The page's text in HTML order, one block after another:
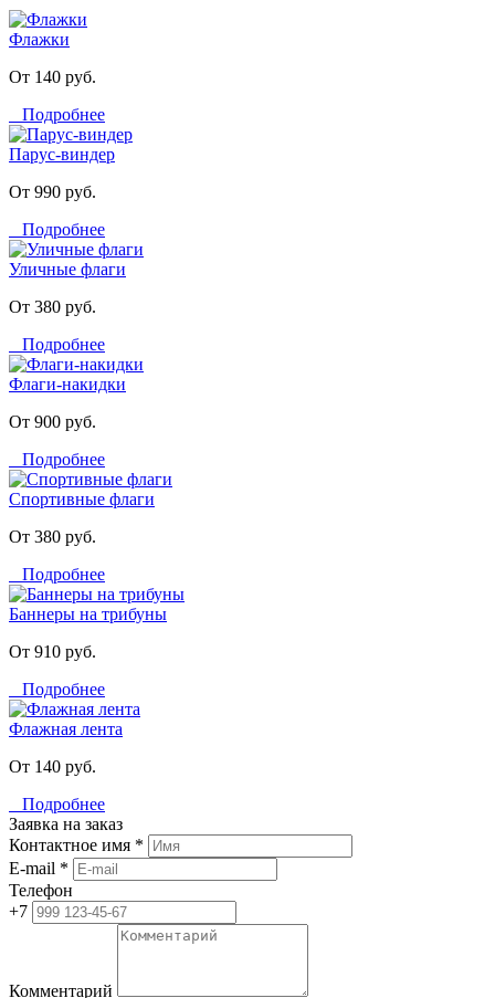
Флажки
От 140 руб.
Подробнее
Парус-виндер
От 990 руб.
Подробнее
Уличные флаги
От 380 руб.
Подробнее
Флаги-накидки
От 900 руб.
Подробнее
Спортивные флаги
От 380 руб.
Подробнее
Баннеры на трибуны
От 910 руб.
Подробнее
Флажная лента
От 140 руб.
Подробнее
Заявка на заказ
Контактное имя *
E-mail *
Телефон
+7
Комментарий